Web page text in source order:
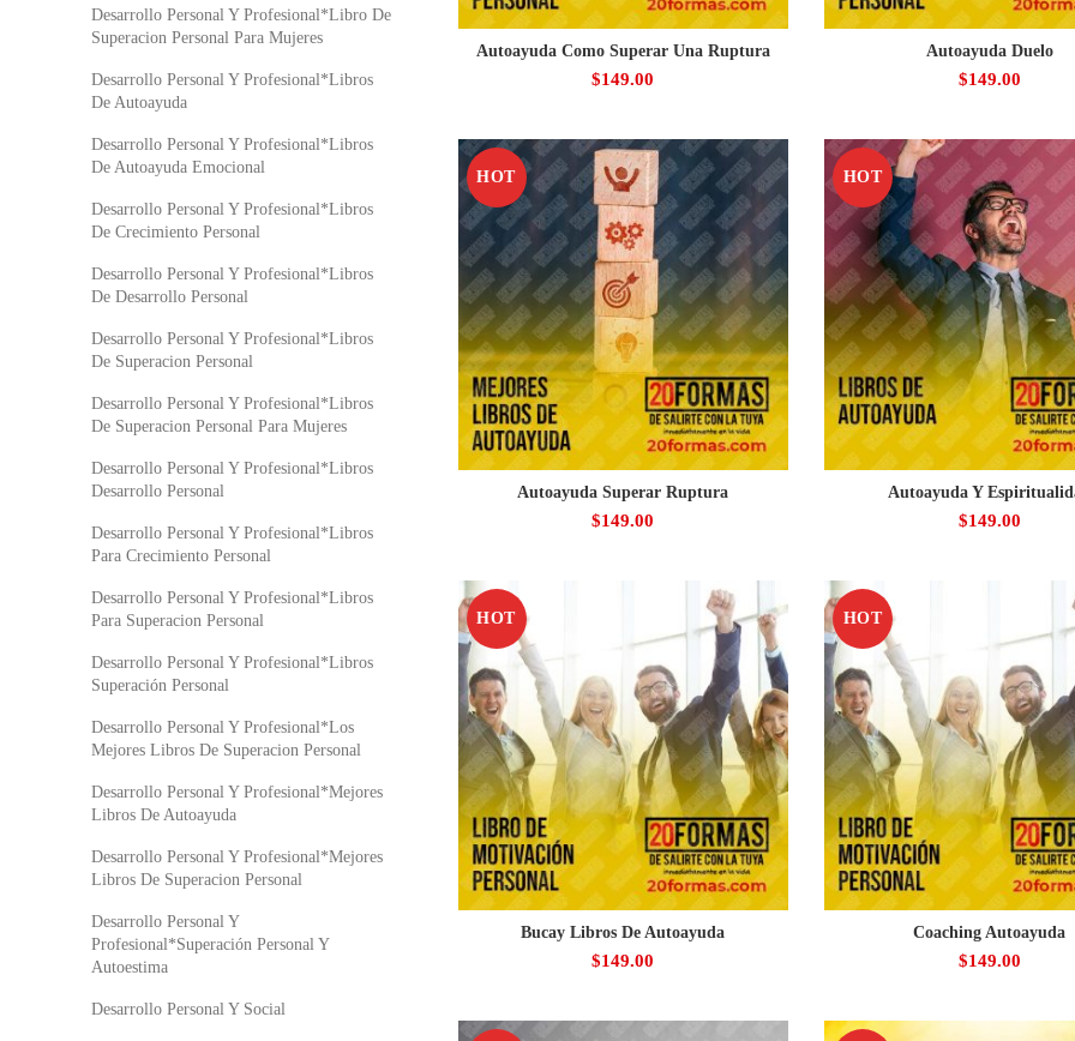
Autoayuda Como Superar Una Ruptura
$149.00
Autoayuda Duelo
$149.00
HOT
Autoayuda Superar Ruptura
$149.00
HOT
Autoayuda Y
$149.00
HOT
Bucay Libros De Autoayuda
$149.00
HOT
Coaching Autoayuda
$149.00
Desarrollo Personal Y Profesional*Libro De
Superacion Personal Para Mujeres
Desarrollo Personal Y Profesional*Libros
De Autoayuda
Desarrollo Personal Y Profesional*Libros
De Autoayuda Emocional
Desarrollo Personal Y Profesional*Libros
De Crecimiento Personal
Desarrollo Personal Y Profesional*Libros
De Desarrollo Personal
Desarrollo Personal Y Profesional*Libros
De Superacion Personal
Desarrollo Personal Y Profesional*Libros
De Superacion Personal Para Mujeres
Desarrollo Personal Y Profesional*Libros
Desarrollo Personal
Desarrollo Personal Y Profesional*Libros
Para Crecimiento Personal
Desarrollo Personal Y Profesional*Libros
Para Superacion Personal
Desarrollo Personal Y Profesional*Libros
Superación Personal
Desarrollo Personal Y Profesional*Los
Mejores Libros De Superacion Personal
Desarrollo Personal Y Profesional*Mejores
Libros De Autoayuda
Desarrollo Personal Y Profesional*Mejores
Libros De Superacion Personal
Desarrollo Personal Y
Profesional*Superación Personal Y
Autoestima
Desarrollo Personal Y Social